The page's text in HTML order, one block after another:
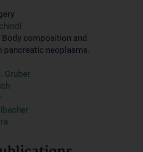
Body composition and
pancreatic neoplasms.
Gruber